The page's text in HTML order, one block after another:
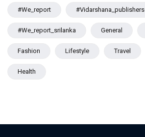
#we_report #vidarshana_publishers
#we_report_srilanka General
Fashion Lifestyle Travel
Health